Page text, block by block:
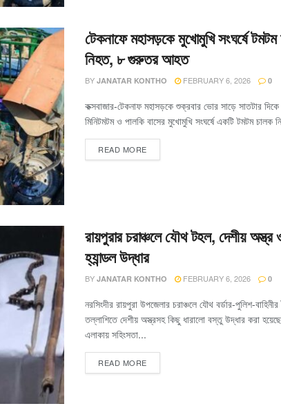
টেকনাফে মহাসড়কে মুখোমুখি সংঘর্ষে
নিহত, ৮ গুরুতর আহত
BY JANATAR KONTHO FEBRUARY 6, 2026 0
কক্সবাজার-টেকনাফ মহাসড়কে শুক্রবার ভোর সাড়ে সাতটার দিকে
মিনিটমটম ও পালকি বাসের মুখোমুখি সংঘর্ষে একটি টমটম
READ MORE
রায়পুরার চরাঞ্চলে যৌথ টহল, দেশীয়
হ্যান্ডল উদ্ধার
BY JANATAR KONTHO FEBRUARY 6, 2026 0
নরসিংদীর রায়পুরা উপজেলার চরাঞ্চলে যৌথ বর্ডার-পুলিশ-
তল্লাশিতে দেশীয় অস্ত্রসহ কিছু ধারালো বস্তু উদ্ধার করা
এলাকায় সহিংসতা...
READ MORE